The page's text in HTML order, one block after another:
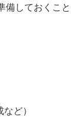
備しておくこと
ど）